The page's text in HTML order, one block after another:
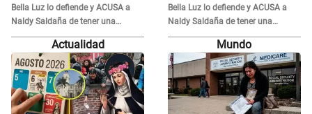
Bella Luz lo defiende y ACUSA a
Naldy Saldaña de tener una
relación con él y otros integrantes
Bella Luz lo defiende y ACUSA a
Naldy Saldaña de tener una
relación con él y otros integrantes
Actualidad Mundo